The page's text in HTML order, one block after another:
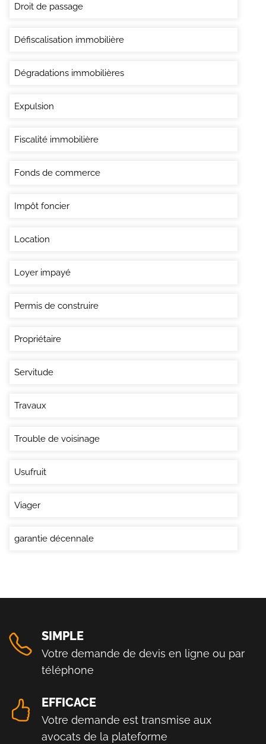
Droit de passage
Défiscalisation immobilière
Dégradations immobilières
Expulsion
Fiscalité immobilière
Fonds de commerce
Impôt foncier
Location
Loyer impayé
Permis de construire
Propriétaire
Servitude
Travaux
Trouble de voisinage
Usufruit
Viager
garantie décennale
SIMPLE
Votre demande de devis en ligne ou par
téléphone
EFFICACE
Votre demande est transmise aux
avocats de la plateforme